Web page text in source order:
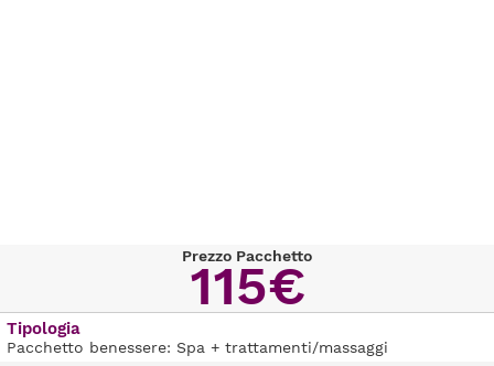
Prezzo Pacchetto
115€
Tipologia
Pacchetto benessere: Spa + trattamenti/massaggi